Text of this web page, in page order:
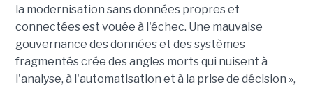
la modernisation sans données propres et
connectées est vouée à l'échec. Une mauvaise
gouvernance des données et des systèmes
fragmentés crée des angles morts qui nuisent à
l'analyse, à l'automatisation et à la prise de décision »,